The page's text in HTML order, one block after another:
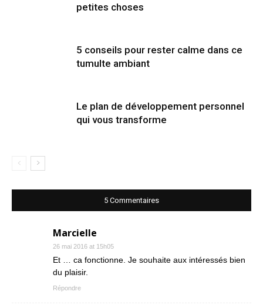
petites choses
5 conseils pour rester calme dans ce
tumulte ambiant
Le plan de développement personnel
qui vous transforme
5 Commentaires
Marcielle
26 mai 2016 at 15h05
Et … ca fonctionne. Je souhaite aux intéressés bien
du plaisir.
Répondre